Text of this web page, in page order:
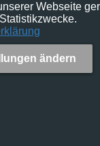
Webseite
ändern